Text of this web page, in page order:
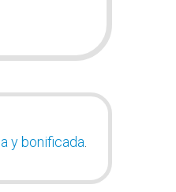
y bonificada.